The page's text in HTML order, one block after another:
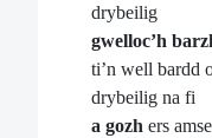
drybeilig
gwelloc’h
ti’n well bardd
drybeilig na fi
a gozh ers